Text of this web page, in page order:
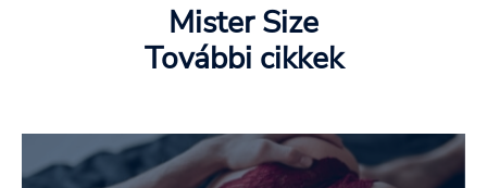
Mister Size
További cikkek